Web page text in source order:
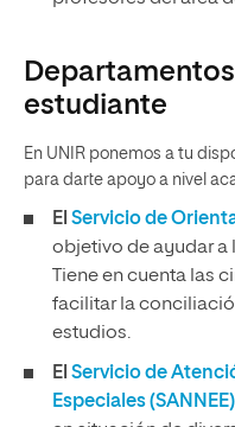
estudiante
En UNIR ponemos a tu
para darte apoyo a nivel
El Servicio de
objetivo de ayudar a
Tiene en cuenta las
facilitar la
estudios.
El Servicio de
Especiales (SANNEE)